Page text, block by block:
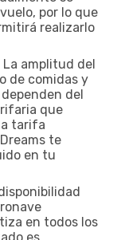
por lo que
realizarlo
La amplitud del
de comidas y
del
que
tarifa
te
en tu
en todos los